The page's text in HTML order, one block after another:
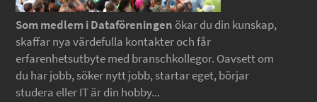
Som medlem i Dataföreningen ökar du din kunskap,
skaffar nya värdefulla kontakter och får
erfarenhetsutbyte med branschkollegor. Oavsett om
du har jobb, söker nytt jobb, startar eget, börjar
studera eller IT är din hobby...